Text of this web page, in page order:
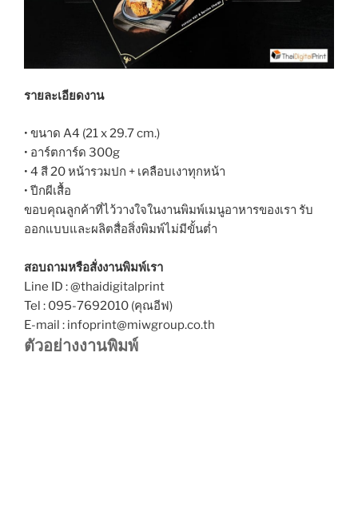
รายละเอียดงาน
• ขนาด A4 (21 x 29.7 cm.)
• อาร์ตการ์ด 300g
• 4 สี 20 หน้ารวมปก + เคลือบเงาทุกหน้า
• ปีกผีเสื้อ
ขอบคุณลูกค้าที่ไว้วางใจในงานพิมพ์เมนูอาหารของเรา รับ
ออกแบบและผลิตสื่อสิ่งพิมพ์ไม่มีขั้นต่ำ
สอบถามหรือสั่งงานพิมพ์เรา
Line ID : @thaidigitalprint
Tel : 095-7692010 (คุณอีฟ)
E-mail : infoprint@miwgroup.co.th
ตัวอย่างงานพิมพ์